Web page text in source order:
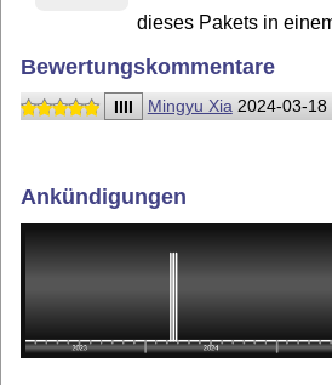
dieses Pakets in
Bewertungskommentare
IIII Mingyu Xia2024-03-18
Ankündigungen